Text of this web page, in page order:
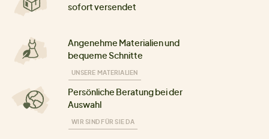
sofort versendet
Angenehme Materialien und
bequeme Schnitte
UNSERE MATERIALIEN
Persönliche Beratung bei der
Auswahl
WIR SIND FÜR SIE DA